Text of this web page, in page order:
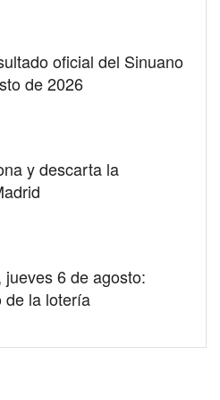
oficial del Sinuano
de 2026
y descarta la
6 de agosto:
de la lotería